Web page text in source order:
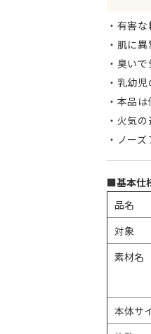
有害な
肌に
臭いで
乳幼児
本品は
火気の
ノー
■基本仕
品名
対象
素材名
本体サ